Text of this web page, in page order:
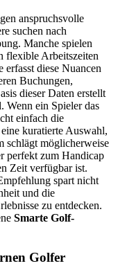
anspruchsvolle
suchen nach
Manche spielen
flexible Arbeitszeiten
diese Nuancen
Buchungen,
dieser Daten erstellt
Wenn ein Spieler das
einfach die
kuratierte Auswahl,
schlägt möglicherweise
perfekt zum Handicap
Zeit verfügbar ist.
spart nicht
und die
zu entdecken.
Smarte Golf-
Golfer